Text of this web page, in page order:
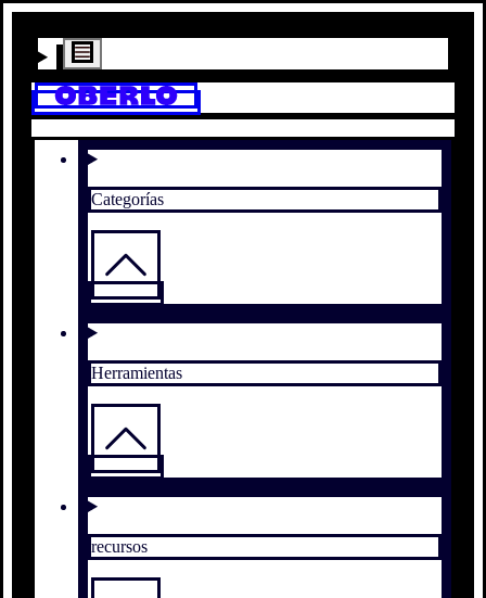
Categorías
Herramientas
recursos